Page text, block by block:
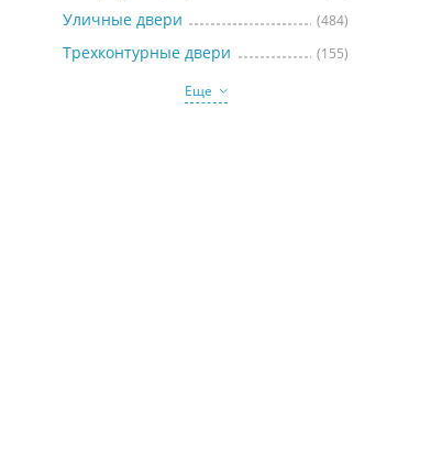
Уличные двери (484)
Трехконтурные двери
(155)
Еще